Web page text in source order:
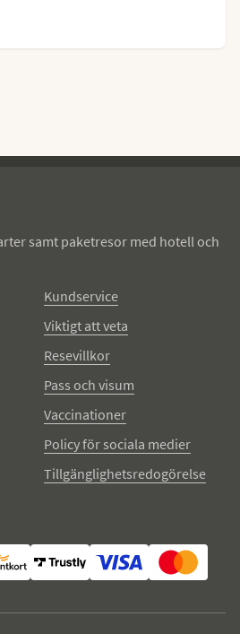
samt paketresor med hotell och
Kundservice
Viktigt att veta
Resevillkor
Pass och visum
Vaccinationer
Policy för sociala medier
Tillgänglighetsredogörelse